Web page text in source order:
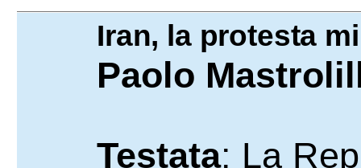
Iran, la protesta
Paolo
Testata: La